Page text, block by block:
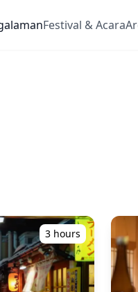
Festival & Acara
3 hours